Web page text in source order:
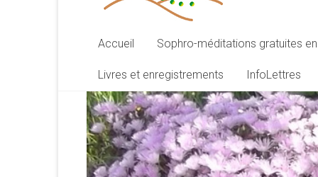
d'épanouissement
de
conscience
et
de
développement
de
la
Accueil Sophro-méditations gratuites
Livres et enregistrements InfoLettres